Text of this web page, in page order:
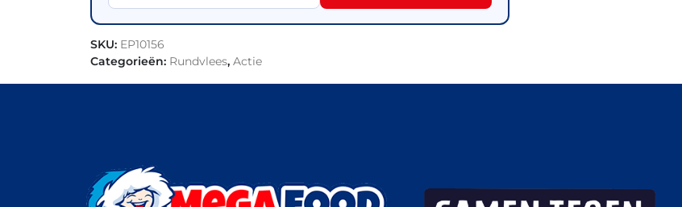
SKU: EP10156
Categorieën: Rundvlees, Actie